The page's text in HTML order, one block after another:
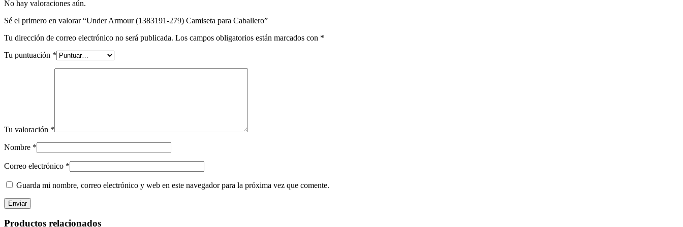
No hay valoraciones aún.
Sé el primero en valorar “Under Armour (1383191-279) Camiseta para Caballero”
Tu dirección de correo electrónico no será publicada. Los campos obligatorios están marcados con *
Tu puntuación *
Tu valoración *
Nombre *
Correo electrónico *
Guarda mi nombre, correo electrónico y web en este navegador para la próxima vez que comente.
Productos relacionados